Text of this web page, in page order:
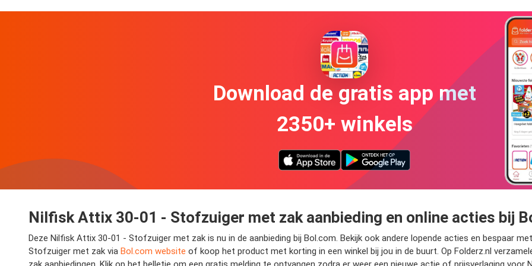
Download de gratis app met
2350+ winkels
Nilfisk Attix 30-01 - Stofzuiger met zak aanbieding en online acties bij
Deze Nilfisk Attix 30-01 - Stofzuiger met zak is nu in de aanbieding bij Bol.com. Bekijk ook andere lopende acties en bespaar
Stofzuiger met zak via Bol.com website of koop het product met korting in een winkel bij jou in de buurt. Op Folderz.nl